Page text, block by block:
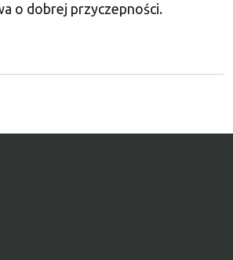
o dobrej przyczepności.